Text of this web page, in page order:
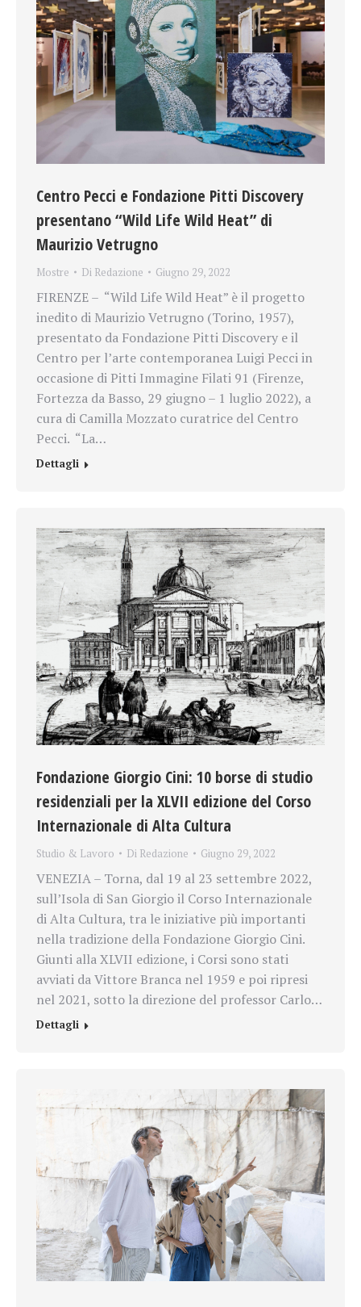
Centro Pecci e Fondazione Pitti Discovery
presentano “Wild Life Wild Heat” di
Maurizio Vetrugno
Mostre Di Redazione Giugno 29, 2022
FIRENZE – “Wild Life Wild Heat” è il progetto
inedito di Maurizio Vetrugno (Torino, 1957),
presentato da Fondazione Pitti Discovery e il
Centro per l’arte contemporanea Luigi Pecci in
occasione di Pitti Immagine Filati 91 (Firenze,
Fortezza da Basso, 29 giugno – 1 luglio 2022), a
cura di Camilla Mozzato curatrice del Centro
Pecci. “La…
Dettagli
Fondazione Giorgio Cini: 10 borse di studio
residenziali per la XLVII edizione del Corso
Internazionale di Alta Cultura
Studio & Lavoro Di Redazione Giugno 29, 2022
VENEZIA – Torna, dal 19 al 23 settembre 2022,
sull’Isola di San Giorgio il Corso Internazionale
di Alta Cultura, tra le iniziative più importanti
nella tradizione della Fondazione Giorgio Cini.
Giunti alla XLVII edizione, i Corsi sono stati
avviati da Vittore Branca nel 1959 e poi ripresi
nel 2021, sotto la direzione del professor Carlo…
Dettagli